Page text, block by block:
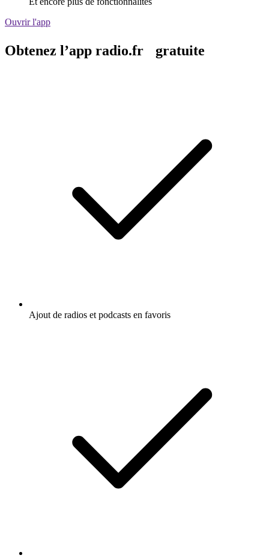
Ouvrir l'app
Obtenez l’app radio.fr gratuite
Ajout de radios et podcasts en favoris